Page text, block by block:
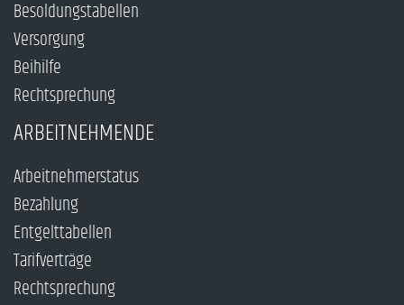
Besoldungstabellen
Versorgung
Beihilfe
Rechtsprechung
ARBEITNEHMENDE
Arbeitnehmerstatus
Bezahlung
Entgelttabellen
Tarifverträge
Rechtsprechung